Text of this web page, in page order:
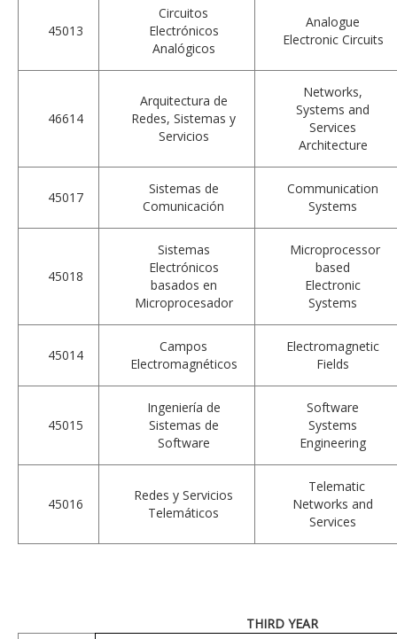
45013
Circuitos
Electrónicos
Analógicos
Analogue
Electronic Circuits
46614
Arquitectura de
Redes, Sistemas y
Servicios
Networks,
Systems and
Services
Architecture
45017
Sistemas de
Comunicación
Communication
Systems
45018
Sistemas
Electrónicos
basados en
Microprocesador
Microprocessor
based
Electronic
Systems
45014
Campos
Electromagnéticos
Electromagnetic
Fields
45015
Ingeniería de
Sistemas de
Software
Software
Systems
Engineering
45016
Redes y Servicios
Telemáticos
Telematic
Networks and
Services
THIRD YEAR